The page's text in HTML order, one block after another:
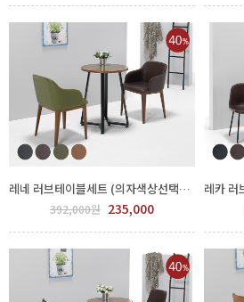
레네 러브테이블세트 (의자색상선택) FPP78-0003.4
392,000원 235,000